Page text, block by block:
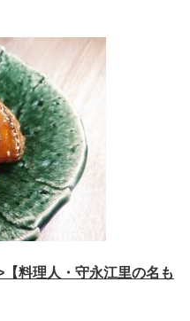
料理人・守永江里の名も